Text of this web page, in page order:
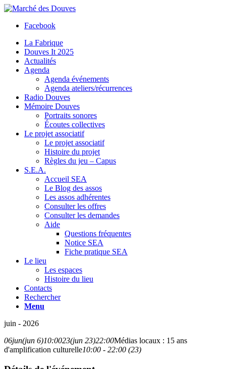
Facebook
La Fabrique
Douves It 2025
Actualités
Agenda
Agenda événements
Agenda ateliers/récurrences
Radio Douves
Mémoire Douves
Portraits sonores
Écoutes collectives
Le projet associatif
Le projet associatif
Histoire du projet
Règles du jeu – Capus
S.E.A.
Accueil SEA
Le Blog des assos
Les assos adhérentes
Consulter les offres
Consulter les demandes
Aide
Questions fréquentes
Notice SEA
Fiche pratique SEA
Le lieu
Les espaces
Histoire du lieu
Contacts
Rechercher
Menu
juin - 2026
06jun(jun 6)10:0023(jun 23)22:00Médias locaux : 15 ans
d'amplification culturelle10:00 - 22:00 (23)